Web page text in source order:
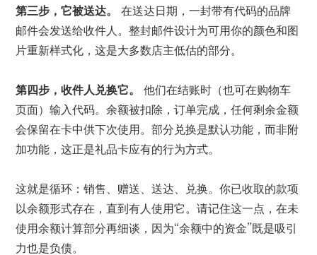
第三步，它被送达。
在送达日期，一封带有代码的品牌
邮件会发送给收件人。整封邮件设计为可用你的颜色和图
片重新样式化，这是大多数店主低估的部分。
第四步，收件人兑换它。
他们在结账时（也可在购物车
页面）输入代码。余额被扣除，订单完成，任何剩余金额
会保留在卡中供下次使用。部分兑换是默认功能，而非附
加功能，这正是礼品卡应有的行为方式。
这就是循环：销售、赠送、送达、兑换。你已收取的款项
以余额形式存在，直到有人使用它。请记住这一点，在未
使用余额计算部分再细谈，因为“余额中的资金”既是吸引
力也是负债。